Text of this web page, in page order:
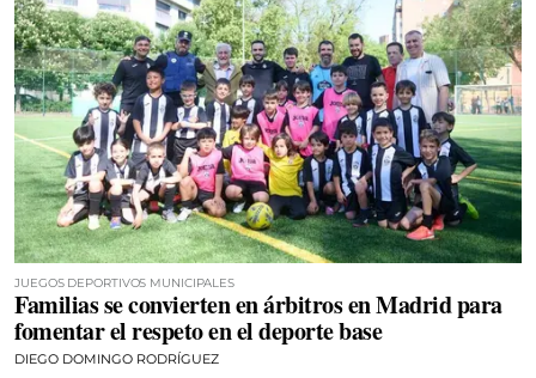
JUEGOS DEPORTIVOS MUNICIPALES
Familias se convierten en árbitros en Madrid para
fomentar el respeto en el deporte base
DIEGO DOMINGO RODRÍGUEZ